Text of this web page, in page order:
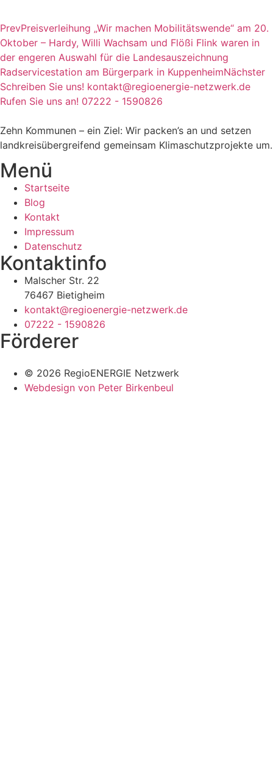
PrevPreisverleihung „Wir machen Mobilitätswende“ am 20.
Oktober – Hardy, Willi Wachsam und Flößi Flink waren in
der engeren Auswahl für die Landesauszeichnung
Radservicestation am Bürgerpark in KuppenheimNächster
Schreiben Sie uns! kontakt@regioenergie-netzwerk.de
Rufen Sie uns an! 07222 - 1590826
Zehn Kommunen – ein Ziel: Wir packen’s an und setzen
landkreisübergreifend gemeinsam Klimaschutzprojekte um.
Menü
Startseite
Blog
Kontakt
Impressum
Datenschutz
Kontaktinfo
Malscher Str. 22
76467 Bietigheim
kontakt@regioenergie-netzwerk.de
07222 - 1590826
Förderer
© 2026 RegioENERGIE Netzwerk
Webdesign von Peter Birkenbeul